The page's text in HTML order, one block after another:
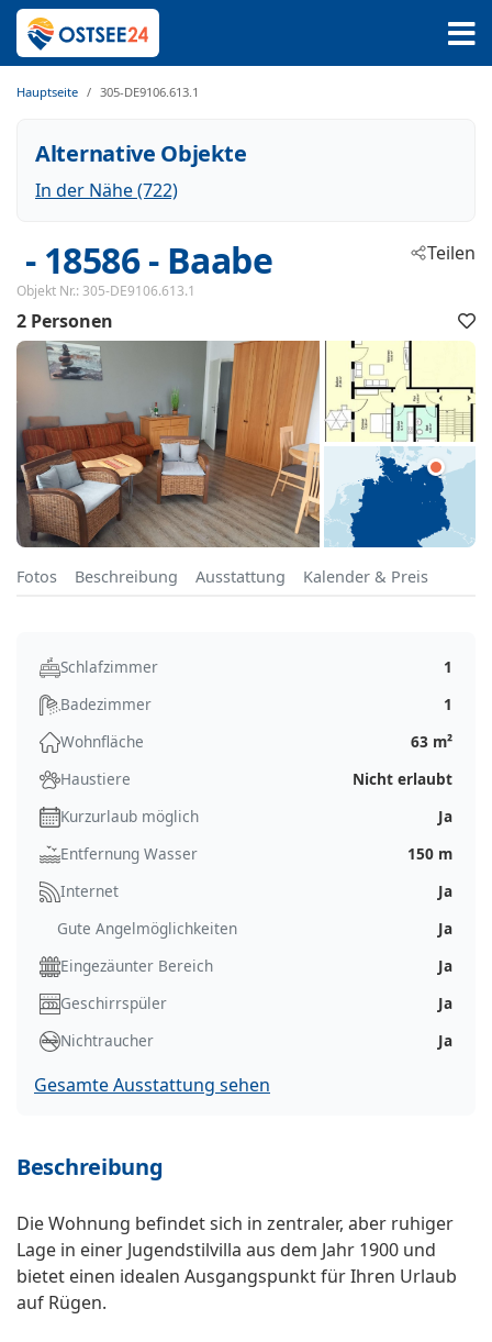
Hauptseite 305-DE9106.613.1
Alternative Objekte
In der Nähe (722)
- 18586 - Baabe
Objekt Nr.: 305-DE9106.613.1
Teilen
2 Personen
Fotos Beschreibung Ausstattung Kalender & Preis
Schlafzimmer
1
Badezimmer
1
Wohnfläche
63 m²
Haustiere
Nicht erlaubt
Kurzurlaub möglich
Ja
Entfernung Wasser
150 m
Internet
Ja
Gute Angelmöglichkeiten
Ja
Eingezäunter Bereich
Ja
Geschirrspüler
Ja
Nichtraucher
Ja
Gesamte Ausstattung sehen
Beschreibung
Die Wohnung befindet sich in zentraler, aber ruhiger
Lage in einer Jugendstilvilla aus dem Jahr 1900 und
bietet einen idealen Ausgangspunkt für Ihren Urlaub
auf Rügen.